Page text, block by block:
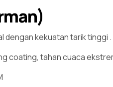
dengan kekuatan tarik tinggi .
coating, tahan cuaca